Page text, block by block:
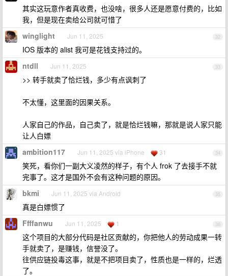
其实这玩意作者真收费，也没啥，很多人还是愿意付费的，比如
我，但是现在卖给公司就可惜了
32
winglight Jun 11, 2025
IOS 版本的 alist 我可是花钱支持过的。
33
ntdll Jun 11, 2025
>> 转手就卖了恰烂钱，多少有点讽刺了
不太懂，这里面的因果关系。
人家自己的作品，自己卖了，就是恰烂钱嘛，那就是说人家只能
让人白嫖
34
ambition117 Jun 11, 2025 via iPhone 31
笑死，看你们一副大义凌然的样子，有个人 frok 了去接手不就
完事了。这才是国外不会有这种问题的原因。
35
bkmi Jun 11, 2025 via Android
真是白嫖惯了
36
Ffffanwu Jun 11, 2025 1
这个项目的大部分代码是社区贡献的，你把他人的劳动成果一转
手就卖了，是赚钱，信誉没了。
往供应链投毒这事，就是不把项目卖了，性质也是一样的，烂透
了。